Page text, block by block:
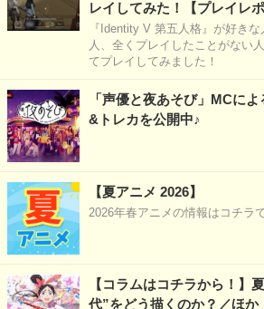
レイしてみた！【プレイレポ
『Identity V 第五人格』が好き
人、全くプレイしたことがない
てプレイしてみました！
「声優と夜あそび」MCに
&トレカを公開中♪
【夏アニメ 2026】
2026年春アニメの情報はコチラで
【コラムはコチラから！】
代”をどう描くのか？／ほか